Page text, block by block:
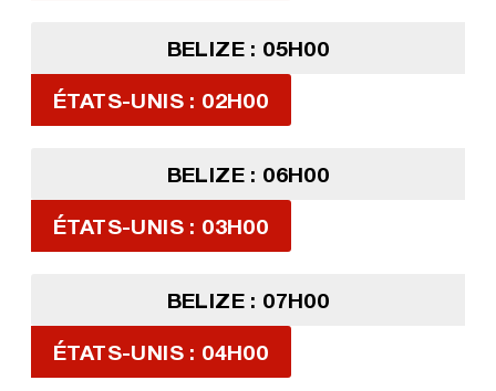
BELIZE : 05H00
ÉTATS-UNIS : 02H00
BELIZE : 06H00
ÉTATS-UNIS : 03H00
BELIZE : 07H00
ÉTATS-UNIS : 04H00